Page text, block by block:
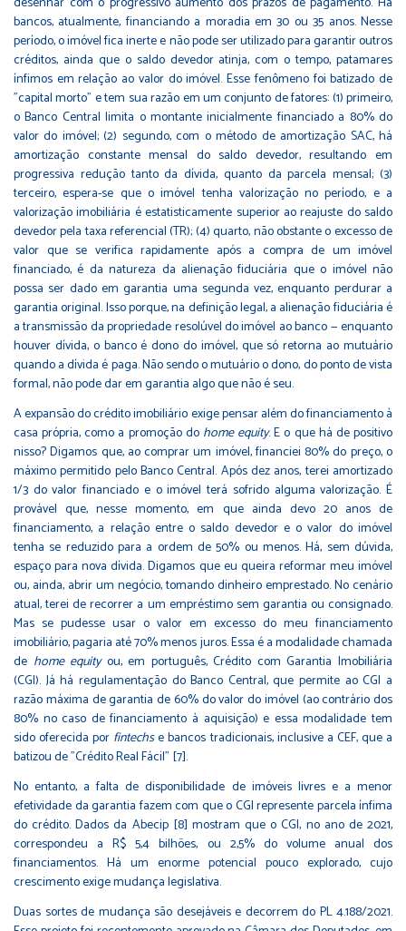
bancos, atualmente, financiando a moradia em 30 ou 35 anos. Nesse
período, o imóvel fica inerte e não pode ser utilizado para garantir outros
créditos, ainda que o saldo devedor atinja, com o tempo, patamares
ínfimos em relação ao valor do imóvel. Esse fenômeno foi batizado de
"capital morto" e tem sua razão em um conjunto de fatores: (1) primeiro,
o Banco Central limita o montante inicialmente financiado a 80% do
valor do imóvel; (2) segundo, com o método de amortização SAC, há
amortização constante mensal do saldo devedor, resultando em
progressiva redução tanto da dívida, quanto da parcela mensal; (3)
terceiro, espera-se que o imóvel tenha valorização no período, e a
valorização imobiliária é estatisticamente superior ao reajuste do saldo
devedor pela taxa referencial (TR); (4) quarto, não obstante o excesso de
valor que se verifica rapidamente após a compra de um imóvel
financiado, é da natureza da alienação fiduciária que o imóvel não
possa ser dado em garantia uma segunda vez, enquanto perdurar a
garantia original. Isso porque, na definição legal, a alienação fiduciária é
a transmissão da propriedade resolúvel do imóvel ao banco — enquanto
houver dívida, o banco é dono do imóvel, que só retorna ao mutuário
quando a dívida é paga. Não sendo o mutuário o dono, do ponto de vista
formal, não pode dar em garantia algo que não é seu.
A expansão do crédito imobiliário exige pensar além do financiamento à
casa própria, como a promoção do home equity. E o que há de positivo
nisso? Digamos que, ao comprar um imóvel, financiei 80% do preço, o
máximo permitido pelo Banco Central. Após dez anos, terei amortizado
1/3 do valor financiado e o imóvel terá sofrido alguma valorização. É
provável que, nesse momento, em que ainda devo 20 anos de
financiamento, a relação entre o saldo devedor e o valor do imóvel
tenha se reduzido para a ordem de 50% ou menos. Há, sem dúvida,
espaço para nova dívida. Digamos que eu queira reformar meu imóvel
ou, ainda, abrir um negócio, tomando dinheiro emprestado. No cenário
atual, terei de recorrer a um empréstimo sem garantia ou consignado.
Mas se pudesse usar o valor em excesso do meu financiamento
imobiliário, pagaria até 70% menos juros. Essa é a modalidade chamada
de home equityou, em português, Crédito com Garantia Imobiliária
(CGI). Já há regulamentação do Banco Central, que permite ao CGI a
razão máxima de garantia de 60% do valor do imóvel (ao contrário dos
80% no caso de financiamento à aquisição) e essa modalidade tem
sido oferecida por fintechse bancos tradicionais, inclusive a CEF, que a
batizou de "Crédito Real Fácil" [7].
No entanto, a falta de disponibilidade de imóveis livres e a menor
efetividade da garantia fazem com que o CGI represente parcela ínfima
do crédito. Dados da Abecip [8] mostram que o CGI, no ano de 2021,
correspondeu a R$ 5,4 bilhões, ou 2,5% do volume anual dos
financiamentos. Há um enorme potencial pouco explorado, cujo
crescimento exige mudança legislativa.
Duas sortes de mudança são desejáveis e decorrem do PL 4.188/2021.